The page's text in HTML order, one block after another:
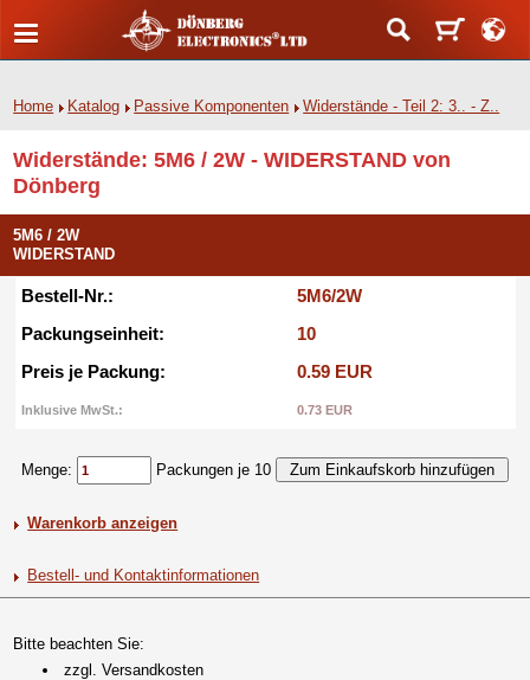
Home Katalog Passive Komponenten Widerstände - Teil 2: 3.. - Z..
Widerstände: 5M6 / 2W - WIDERSTAND von
Dönberg
5M6 / 2W
WIDERSTAND
Bestell-Nr.:
5M6/2W
Packungseinheit:
10
Preis je Packung:
0.59 EUR
Inklusive MwSt.: 0.73 EUR
Menge: Packungen je 10
Warenkorb anzeigen
Bestell- und Kontaktinformationen
Bitte beachten Sie:
zzgl. Versandkosten